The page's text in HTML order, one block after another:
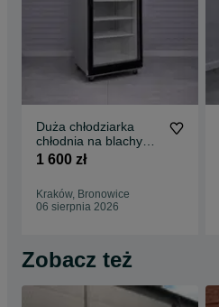
Duża chłodziarka
chłodnia na blachy
GN kosze 75 cm 700 l
1 600 zł
Kraków, Bronowice
06 sierpnia 2026
Zobacz też